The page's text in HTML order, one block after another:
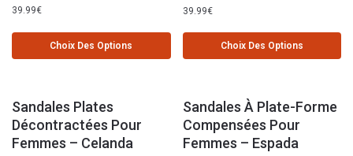
39.99€
Choix Des Options
39.99€
Choix Des Options
Sandales Plates
Décontractées Pour
Femmes – Celanda
Sandales À Plate-Forme
Compensées Pour
Femmes – Espada